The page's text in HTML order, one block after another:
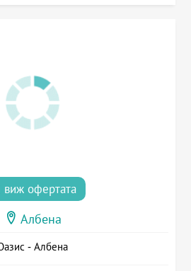
виж офертата
Албена
- Албена